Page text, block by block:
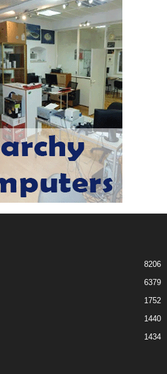
8206
6379
1752
1440
1434